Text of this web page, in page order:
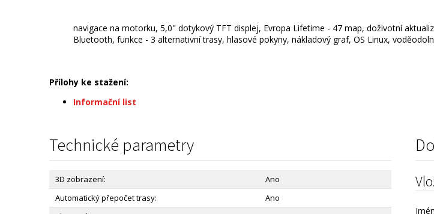
navigace na motorku, 5,0" dotykový TFT displej, Evropa Lifetime - 47 map, doživotní
Bluetooth, funkce - 3 alternativní trasy, hlasové pokyny, nákladový graf, OS Linux,
Přílohy ke stažení:
Informační list
Technické parametry
3D zobrazení:
Ano
Automatický přepočet trasy:
Ano